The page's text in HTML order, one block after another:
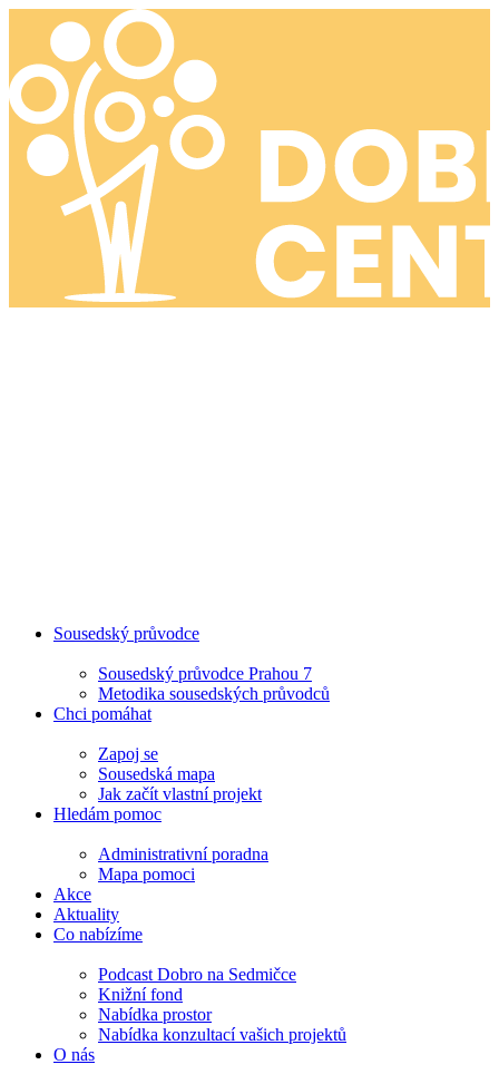
Sousedský průvodce
Sousedský průvodce Prahou 7
Metodika sousedských průvodců
Chci pomáhat
Zapoj se
Sousedská mapa
Jak začít vlastní projekt
Hledám pomoc
Administrativní poradna
Mapa pomoci
Akce
Aktuality
Co nabízíme
Podcast Dobro na Sedmičce
Knižní fond
Nabídka prostor
Nabídka konzultací vašich projektů
O nás